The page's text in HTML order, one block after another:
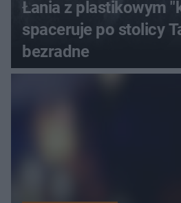
Łania z plastikowym
spaceruje po stolicy
bezradne